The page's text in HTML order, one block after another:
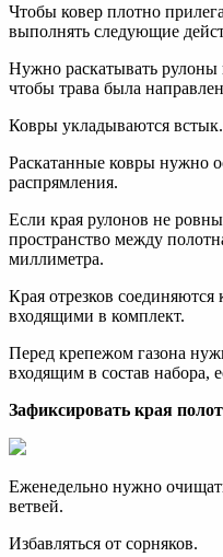
Чтобы ковер плотно
выполнять следующие
Нужно раскатывать
чтобы трава была
Ковры укладываются встык.
Раскатанные ковры нужно
распрямления.
Если края рулонов не
пространство между
миллиметра.
Края отрезков
входящими в комплект.
Перед крепежом газона
входящим в состав набора,
Зафиксировать края
Еженедельно нужно
ветвей.
Избавляться от сорняков.